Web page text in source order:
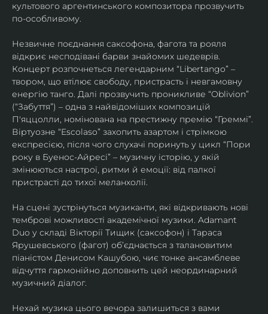
культового аргентинського композитора прозвучить
по-особливому.
Незвичне поєднання саксофона, фагота та рояля
відкриє несподівані барви знайомих шедеврів.
Концерт розпочнеться легендарним “Libertango” –
твором, що втілює свободу, пристрасть і невгамовну
енергію танго. Далі прозвучить проникливе “Oblivion”
(“Забуття”) – одна з найвідоміших композицій
П'яццолли, номінована на престижну премію “Греммі”.
Віртуозне “Escolaso” захопить азартом і стрімкою
експресією, після чого слухачі поринуть у цикл “Пори
року в Буенос-Айресі” – музичну історію, у якій
змінюються настрої, ритми й емоції: від палкої
пристрасті до тихої меланхолії.
На сцені зустрінуться музиканти, які відкривають нові
темброві можливості академічної музики. Adamant
Duo у складі Вікторії Тищик (саксофон) і Тараса
Ярушевського (фагот) об’єднається з талановитим
піаністом Денисом Кашубою, чиє тонке ансамблеве
відчуття гармонійно доповнить цей неординарний
музичний діалог.
Нехай музика цього вечора залишиться з вами